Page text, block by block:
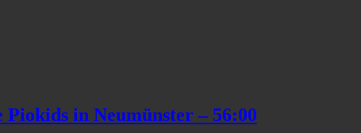
in Neumünster – 56:00